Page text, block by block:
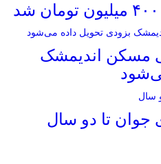
مسکن اندیمشک
جوان تا دو سال